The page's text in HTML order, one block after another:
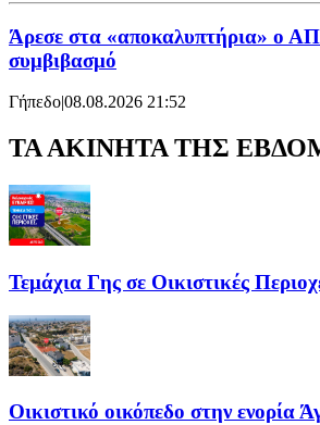
Άρεσε στα «αποκαλυπτήρια» ο
συμβιβασμό
Γήπεδο|08.08.2026 21:52
ΤΑ ΑΚΙΝΗΤΑ ΤΗΣ
Τεμάχια Γης σε Οικιστικές
Οικιστικό οικόπεδο στην ενορία